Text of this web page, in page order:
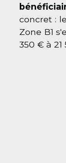
concret :
Zone B1
350 € à 21